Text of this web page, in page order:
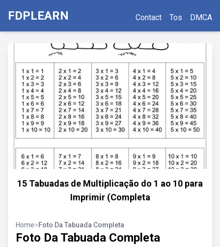
FDPLEARN Contact Tos DMCA
15 Tabuadas de Multiplicação do 1 ao 10 para
Imprimir (Completa
Home>Foto Da Tabuada Completa
Foto Da Tabuada Completa